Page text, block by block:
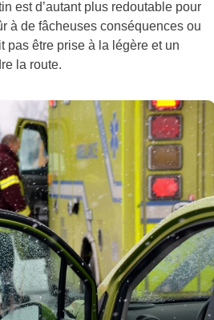
est d’autant plus redoutable pour
à de fâcheuses conséquences ou
pas être prise à la légère et un
la route.